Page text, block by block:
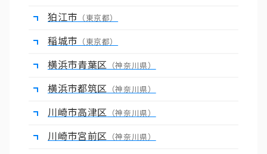
狛江市 （東京都）
稲城市 （東京都）
横浜市青葉区 （神奈川県）
横浜市都筑区 （神奈川県）
川崎市高津区 （神奈川県）
川崎市宮前区 （神奈川県）